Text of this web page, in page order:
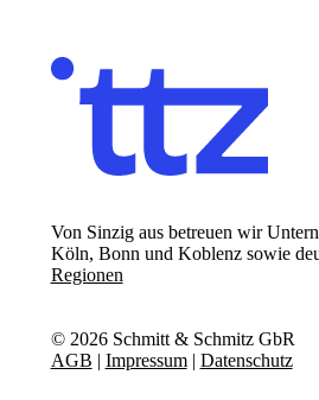
Von Sinzig aus betreuen wir
Köln, Bonn und Koblenz sowie
Regionen
© 2026Schmitt & Schmitz GbR
AGB | Impressum| Datenschutz